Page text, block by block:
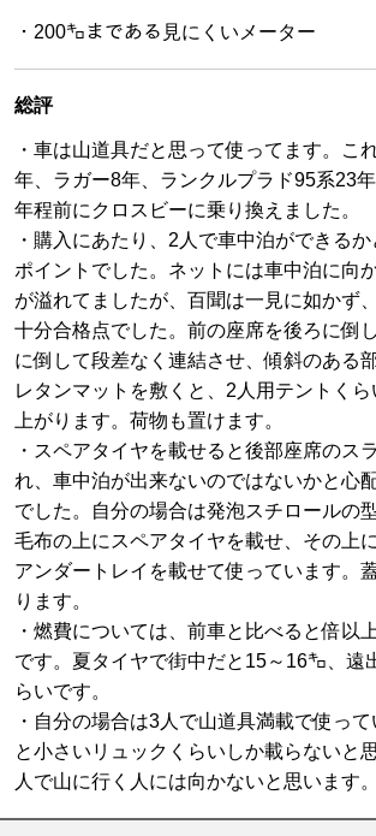
・200㌔まである見にくいメーター
総評
・車は山道具だと思って使ってます。こ
年、ラガー8年、ランクルプラド95系23
年程前にクロスビーに乗り換えました。
・購入にあたり、2人で車中泊ができる
ポイントでした。ネットには車中泊に向
が溢れてましたが、百聞は一見に如かず
十分合格点でした。前の座席を後ろに倒
に倒して段差なく連結させ、傾斜のある
レタンマットを敷くと、2人用テントく
上がります。荷物も置けます。
・スペアタイヤを載せると後部座席のス
れ、車中泊が出来ないのではないかと心
でした。自分の場合は発泡スチロールの
毛布の上にスペアタイヤを載せ、その上
アンダートレイを載せて使っています。
ります。
・燃費については、前車と比べると倍以
です。夏タイヤで街中だと15～16㌔、遠
らいです。
・自分の場合は3人で山道具満載で使っ
と小さいリュックくらいしか載らないと
人で山に行く人には向かないと思います。